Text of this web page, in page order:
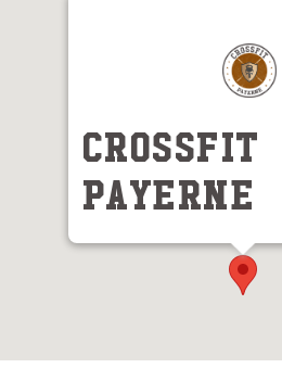
CrossFit
Payerne
Rte de Neuchâtel 12